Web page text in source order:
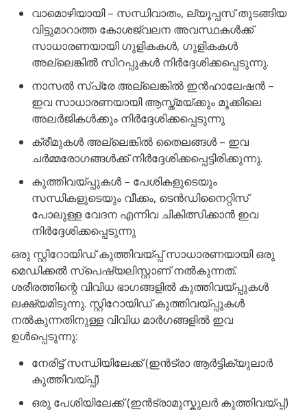
വാമൊഴിയായി – സന്ധിവാതം, ല്യൂപ്പസ് തുടങ്ങിയ
വിട്ടുമാറാത്ത കോശജ്വലന അവസ്ഥകൾക്ക്
സാധാരണയായി ഗുളികകൾ, ഗുളികകൾ
അല്ലെങ്കിൽ സിറപ്പുകൾ നിർദ്ദേശിക്കപ്പെടുന്നു.
നാസൽ സ്പ്രേ അല്ലെങ്കിൽ ഇൻഹാലേഷൻ –
ഇവ സാധാരണയായി ആസ്ത്മയ്ക്കും മൂക്കിലെ
അലർജികൾക്കും നിർദ്ദേശിക്കപ്പെടുന്നു
ക്രീമുകൾ അല്ലെങ്കിൽ തൈലങ്ങൾ – ഇവ
ചർമ്മരോഗങ്ങൾക്ക് നിർദ്ദേശിക്കപ്പെട്ടിരിക്കുന്നു.
കുത്തിവയ്പ്പുകൾ – പേശികളുടെയും
സന്ധികളുടെയും വീക്കം, ടെൻഡിനൈറ്റിസ്
പോലുള്ള വേദന എന്നിവ ചികിത്സിക്കാൻ ഇവ
നിർദ്ദേശിക്കപ്പെടുന്നു
ഒരു സ്റ്റിറോയിഡ് കുത്തിവയ്പ്പ് സാധാരണയായി ഒരു
മെഡിക്കൽ സ്പെഷ്യലിസ്റ്റാണ് നൽകുന്നത്.
ശരീരത്തിന്റെ വിവിധ ഭാഗങ്ങളിൽ കുത്തിവയ്പ്പുകൾ
ലക്ഷ്യമിടുന്നു. സ്റ്റിറോയിഡ് കുത്തിവയ്പ്പുകൾ
നൽകുന്നതിനുള്ള വിവിധ മാർഗങ്ങളിൽ ഇവ
ഉൾപ്പെടുന്നു:
നേരിട്ട് സന്ധിയിലേക്ക് (ഇൻട്രാ ആർട്ടിക്യുലാർ
കുത്തിവയ്പ്പ്)
ഒരു പേശിയിലേക്ക് (ഇൻട്രാമുസ്കുലർ കുത്തിവയ്പ്പ്)